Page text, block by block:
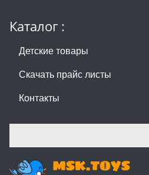
Каталог :
Детские товары
Скачать прайс листы
Контакты